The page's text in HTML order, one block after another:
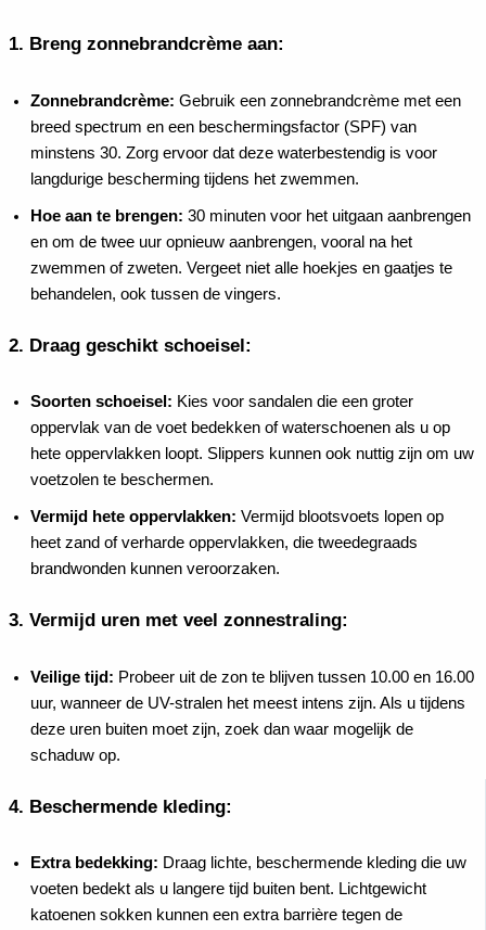
1. Breng zonnebrandcrème aan:
Zonnebrandcrème: Gebruik een zonnebrandcrème met een
breed spectrum en een beschermingsfactor (SPF) van
minstens 30. Zorg ervoor dat deze waterbestendig is voor
langdurige bescherming tijdens het zwemmen.
Hoe aan te brengen: 30 minuten voor het uitgaan aanbrengen
en om de twee uur opnieuw aanbrengen, vooral na het
zwemmen of zweten. Vergeet niet alle hoekjes en gaatjes te
behandelen, ook tussen de vingers.
2. Draag geschikt schoeisel:
Soorten schoeisel: Kies voor sandalen die een groter
oppervlak van de voet bedekken of waterschoenen als u op
hete oppervlakken loopt. Slippers kunnen ook nuttig zijn om uw
voetzolen te beschermen.
Vermijd hete oppervlakken: Vermijd blootsvoets lopen op
heet zand of verharde oppervlakken, die tweedegraads
brandwonden kunnen veroorzaken.
3. Vermijd uren met veel zonnestraling:
Veilige tijd: Probeer uit de zon te blijven tussen 10.00 en 16.00
uur, wanneer de UV-stralen het meest intens zijn. Als u tijdens
deze uren buiten moet zijn, zoek dan waar mogelijk de
schaduw op.
4. Beschermende kleding:
Extra bedekking: Draag lichte, beschermende kleding die uw
voeten bedekt als u langere tijd buiten bent. Lichtgewicht
katoenen sokken kunnen een extra barrière tegen de